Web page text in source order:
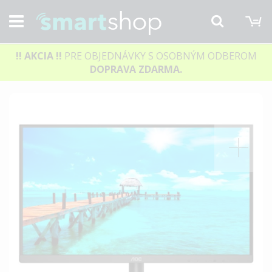
Hľadať
!! AKCIA !! PRE OBJEDNÁVKY S OSOBNÝM ODBEROM
DOPRAVA ZDARMA.
koniec